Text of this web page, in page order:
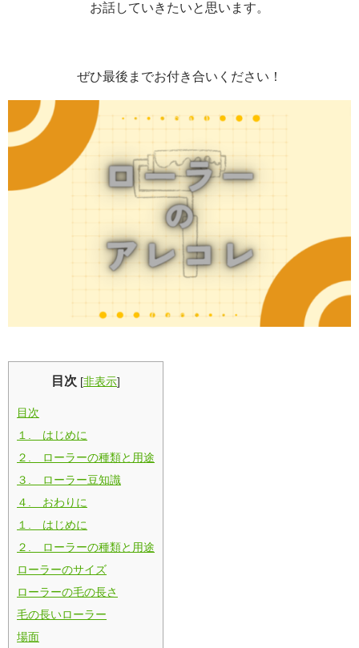
お話していきたいと思います。
ぜひ最後までお付き合いください！
目次 [非表示]
目次
１. はじめに
２. ローラーの種類と用途
３. ローラー豆知識
４. おわりに
１. はじめに
２. ローラーの種類と用途
ローラーのサイズ
ローラーの毛の長さ
毛の長いローラー
場面